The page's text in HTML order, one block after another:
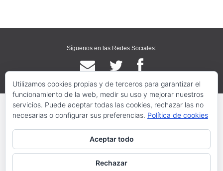
Síguenos en las Redes Sociales:
Utilizamos cookies propias y de terceros para garantizar el
funcionamiento de la web, medir su uso y mejorar nuestros
servicios. Puede aceptar todas las cookies, rechazar las no
necesarias o configurar sus preferencias. Política de cookies
Aceptar todo
Rechazar